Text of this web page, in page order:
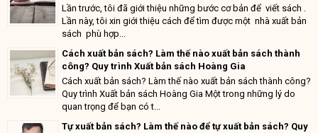
Lần trước, tôi đã giới thiệu những bước cơ bản để viết sách .
Lần này, tôi xin giới thiệu cách để tìm được một nhà xuất bản
sách phù hợp...
Cách xuất bản sách? Làm thế nào xuất bản sách thành
công? Quy trình Xuất bản sách Hoàng Gia
Cách xuất bản sách? Làm thế nào xuất bản sách thành công?
Quy trình Xuất bản sách Hoàng Gia Một trong những lý do
quan trọng để bạn có t...
Tự xuất bản sách? Làm thế nào để tự xuất bản sách? Quy